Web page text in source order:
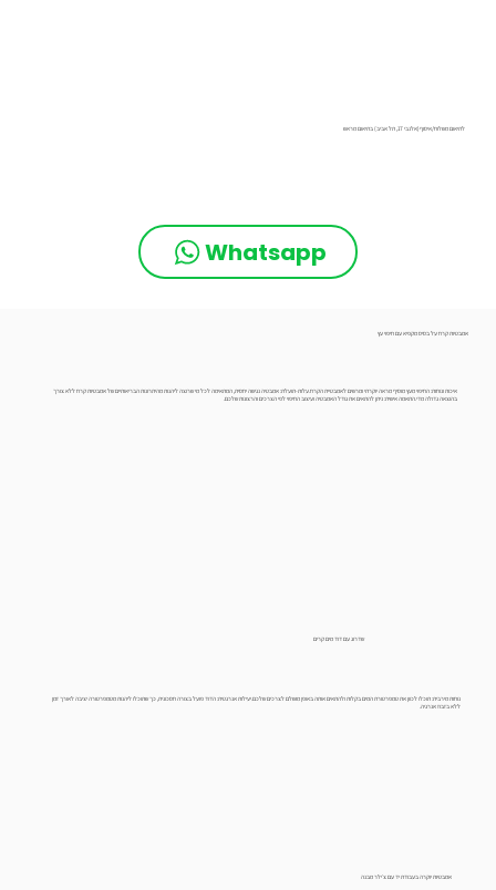
לתיאום משלוח/איסוף(אלנבי 17, תל אביב) בתיאום מראש
Whatsapp
אמבטיות קרח על בסיס מקפיא עם חיפוי עץ
איכות ונוחות: החיפוי מעץ מוסיף מראה יוקרתי ומרשים לאמבטיית הקרח.עלות-תועלת: אמבטיה נגישה יחסית, המתאימה לכל מי שרוצה ליהנות מהיתרונות הבריאותיים של אמבטיות קרח ללא צורך
בהוצאה גדולה מדי.התאמה אישית: ניתן להתאים את גודל האמבטיה ועיצוב החיפוי לפי הצרכים והרצונות שלכם.
שדרוג עם דוד מים קרים
נוחות מירבית: תוכלו לכוון את טמפרטורת המים בקלות ולהתאים אותה באופן מושלם לצרכים שלכם.יעילות אנרגטית: הדוד פועל בצורה חסכונית, כך שתוכלו ליהנות מטמפרטורה יציבה לאורך זמן
ללא בזבוז אנרגיה.
אמבטיות יוקרה בעבודת יד עם צ׳ילר מבנה